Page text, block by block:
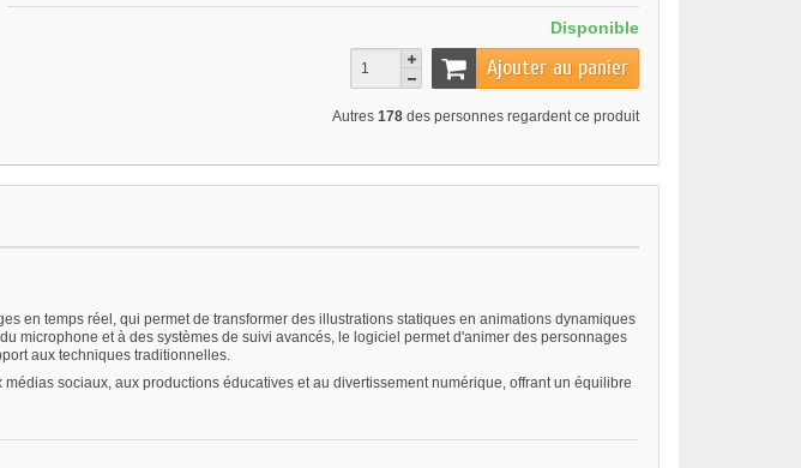
Disponible
Ajouter au panier
Autres 178 des personnes regardent ce produit
en temps réel, qui permet de transformer des illustrations statiques en animations dynamiques
microphone et à des systèmes de suivi avancés, le logiciel permet d'animer des personnages
aux techniques traditionnelles.
sociaux, aux productions éducatives et au divertissement numérique, offrant un équilibre